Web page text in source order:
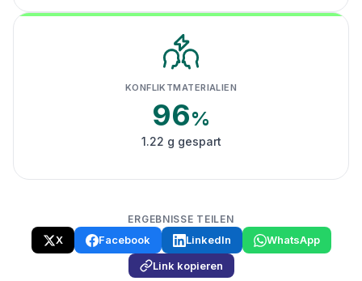
KONFLIKTMATERIALIEN
96%
1.22 g gespart
ERGEBNISSE TEILEN
X Facebook LinkedIn
WhatsApp
Link kopieren